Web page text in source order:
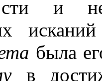
и
была
в